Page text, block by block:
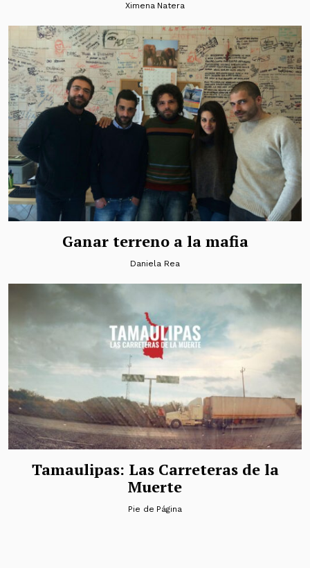
Ximena Natera
Ganar terreno a la mafia
Daniela Rea
Tamaulipas: Las Carreteras de la
Muerte
Pie de Página